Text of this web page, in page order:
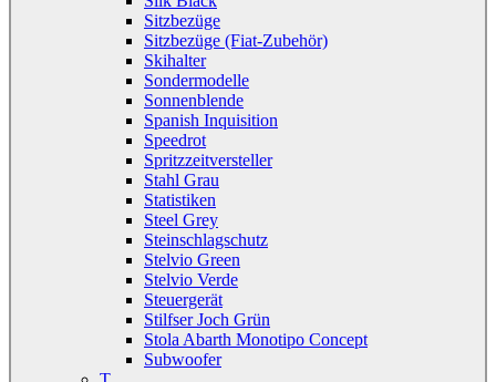
Sitzbezüge
Sitzbezüge (Fiat-Zubehör)
Skihalter
Sondermodelle
Sonnenblende
Spanish Inquisition
Speedrot
Spritzzeitversteller
Stahl Grau
Statistiken
Steel Grey
Steinschlagschutz
Stelvio Green
Stelvio Verde
Steuergerät
Stilfser Joch Grün
Stola Abarth Monotipo Concept
Subwoofer